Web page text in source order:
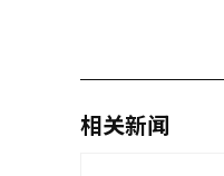
相关新闻